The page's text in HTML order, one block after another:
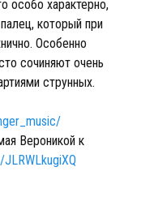
особо характерно,
который при
Особенно
сочиняют очень
струнных.
Вероникой к